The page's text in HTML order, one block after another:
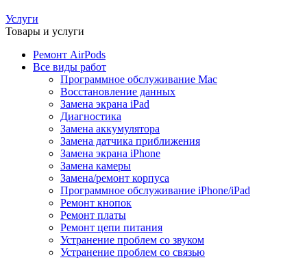
Услуги
Товары и услуги
Ремонт AirPods
Все виды работ
Программное обслуживание Mac
Восстановление данных
Замена экрана iPad
Диагностика
Замена аккумулятора
Замена датчика приближения
Замена экрана iPhone
Замена камеры
Замена/ремонт корпуса
Программное обслуживание iPhone/iPad
Ремонт кнопок
Ремонт платы
Ремонт цепи питания
Устранение проблем со звуком
Устранение проблем со связью